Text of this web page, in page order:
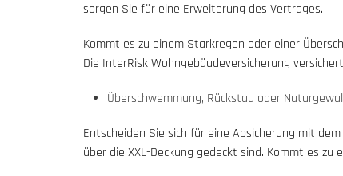
sorgen Sie für eine Erweiterung des Vertrages.
Kommt es zu einem Starkregen oder einer
Die InterRisk Wohngebäudeversicherung
Überschwemmung, Rückstau oder
Entscheiden Sie sich für eine Absicherung mit
über die XXL-Deckung gedeckt sind. Kommt es